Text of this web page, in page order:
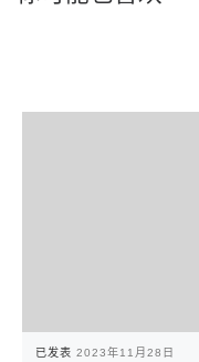
已发表 2023年11月28日